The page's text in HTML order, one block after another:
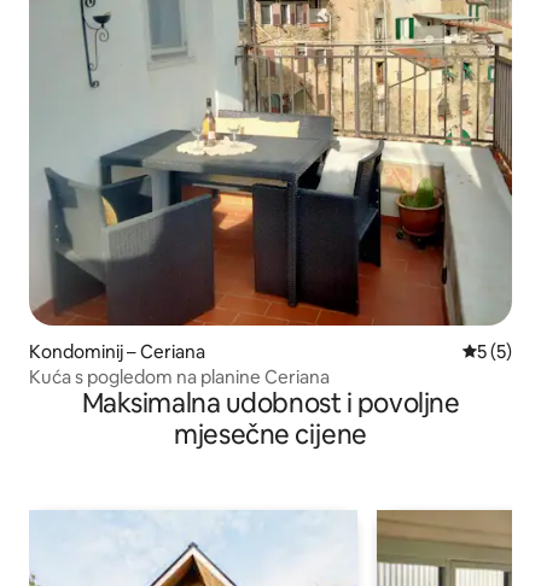
Kondominij – Ceriana
5 (5)
Kuća s pogledom na planine Ceriana
Maksimalna udobnost i povoljne
mjesečne cijene